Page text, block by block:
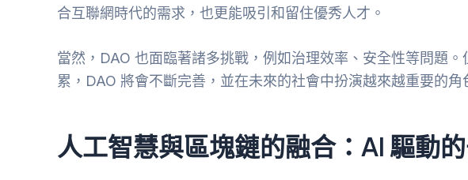
合互聯網時代的需求，也更能吸引和留住優秀人才。
當然，DAO 也面臨著諸多挑戰，例如治理效率、安全性等問題
累，DAO 將會不斷完善，並在未來的社會中扮演越來越重要的角
人工智慧與區塊鏈的融合：AI 驅動